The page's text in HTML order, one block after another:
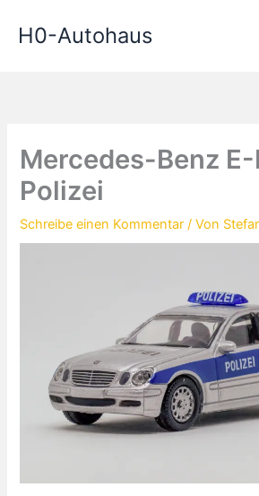
InhaltH0-Autohaus
Mercedes-Benz
Polizei
Schreibe einen Kommentar / Von